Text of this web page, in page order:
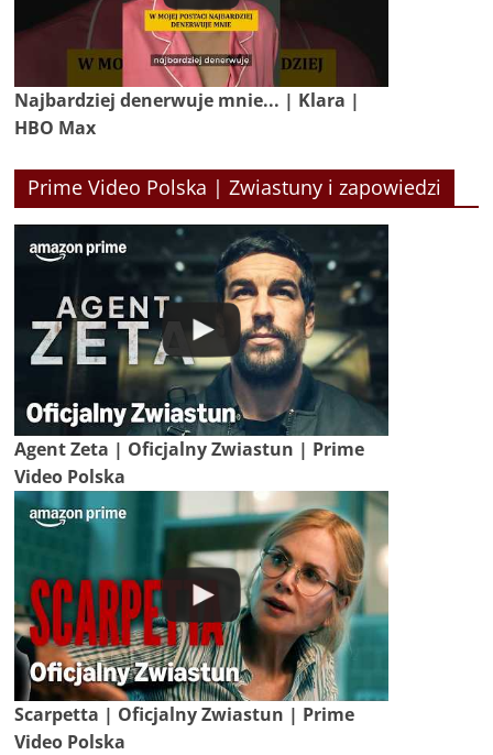
Najbardziej denerwuje mnie... | Klara |
HBO Max
Prime Video Polska | Zwiastuny i zapowiedzi
Agent Zeta | Oficjalny Zwiastun | Prime
Video Polska
Scarpetta | Oficjalny Zwiastun | Prime
Video Polska